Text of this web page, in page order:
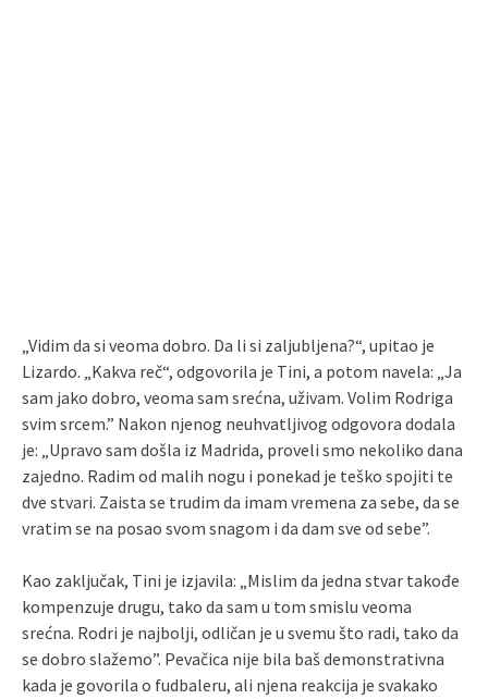
„Vidim da si veoma dobro. Da li si zaljubljena?“, upitao je
Lizardo. „Kakva reč“, odgovorila je Tini, a potom navela: „Ja
sam jako dobro, veoma sam srećna, uživam. Volim Rodriga
svim srcem.” Nakon njenog neuhvatljivog odgovora dodala
je: „Upravo sam došla iz Madrida, proveli smo nekoliko dana
zajedno. Radim od malih nogu i ponekad je teško spojiti te
dve stvari. Zaista se trudim da imam vremena za sebe, da se
vratim se na posao svom snagom i da dam sve od sebe”.
Kao zaključak, Tini je izjavila: „Mislim da jedna stvar takođe
kompenzuje drugu, tako da sam u tom smislu veoma
srećna. Rodri je najbolji, odličan je u svemu što radi, tako da
se dobro slažemo”. Pevačica nije bila baš demonstrativna
kada je govorila o fudbaleru, ali njena reakcija je svakako